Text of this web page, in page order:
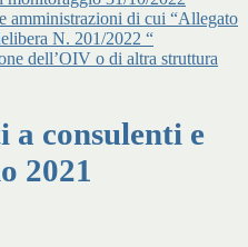
amministrazioni di cui “Allegato
N. 201/2022 “
dell’OIV o di altra struttura
consulenti e
2021